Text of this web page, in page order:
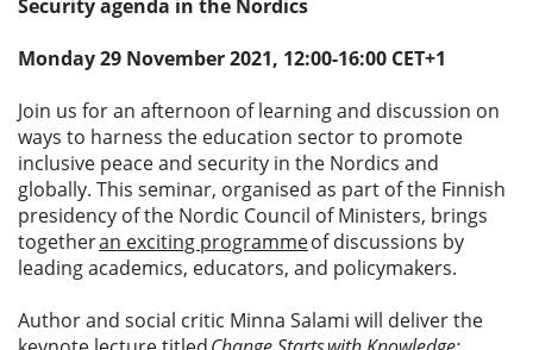
Security agenda in the Nordics
Monday 29 November 2021, 12:00-16:00 CET+1
Join us for an afternoon of learning and discussion on
ways to harness the education sector to promote
inclusive peace and security in the Nordics and
globally. This seminar, organised as part of the Finnish
presidency of the Nordic Council of Ministers, brings
togetheran exciting programmeof discussions by
leading academics, educators, and policymakers.
Author and social critic Minna Salami will deliver the